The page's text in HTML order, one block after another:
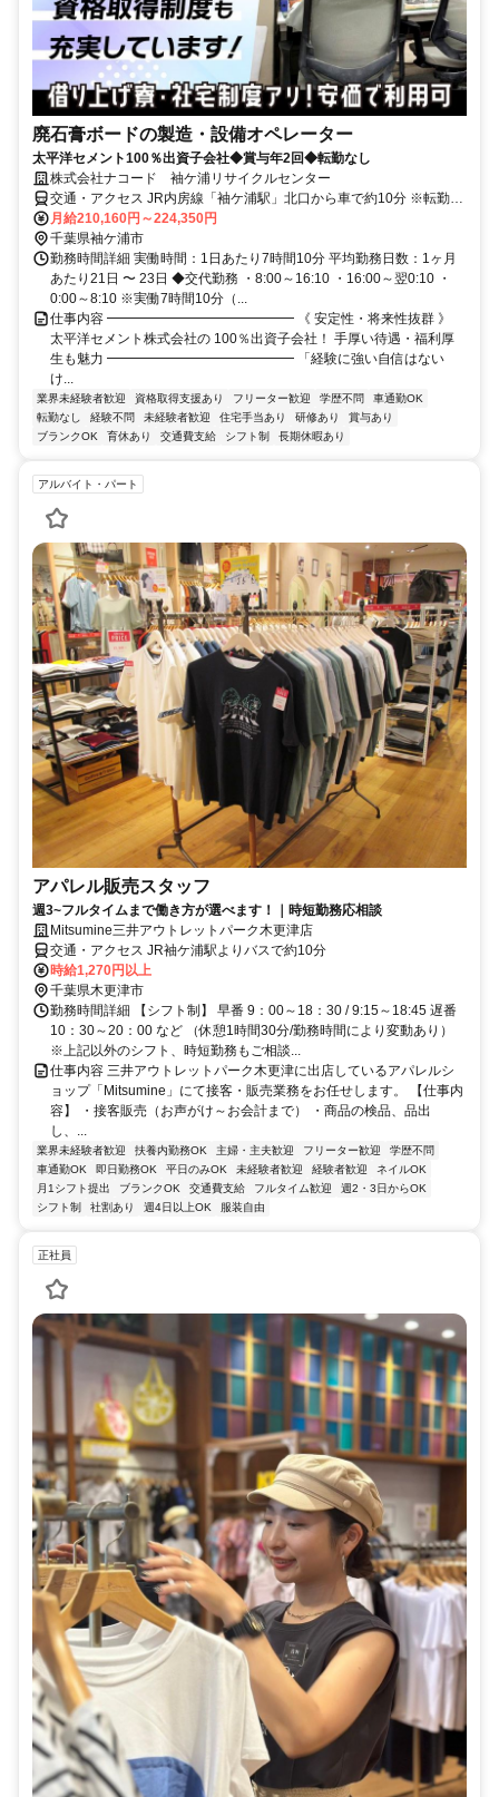
廃石膏ボードの製造・設備オペレーター
太平洋セメント100％出資子会社◆賞与年2回◆転勤なし
株式会社ナコード 袖ケ浦リサイクルセンター
交通・アクセス JR内房線「袖ケ浦駅」北口から車で約10分 ※転勤な
し
月給210,160円～224,350円
千葉県袖ケ浦市
勤務時間詳細 実働時間：1日あたり7時間10分 平均勤務日数：1ヶ月
あたり21日 〜 23日 ◆交代勤務 ・8:00～16:10 ・16:00～翌0:10 ・
0:00～8:10 ※実働7時間10分（...
仕事内容 ━━━━━━━━━━━━━━ 《 安定性・将来性抜群 》
太平洋セメント株式会社の 100％出資子会社！ 手厚い待遇・福利厚
生も魅力 ━━━━━━━━━━━━━━ 「経験に強い自信はない
け...
業界未経験者歓迎 資格取得支援あり フリーター歓迎 学歴不問
車通勤OK
転勤なし
経験不問 未経験者歓迎 住宅手当あり 研修あり
賞与あり
ブランクOK
育休あり 交通費支給 シフト制 長期休暇あり
アルバイト・パート
アパレル販売スタッフ
週3~フルタイムまで働き方が選べます！｜時短勤務応相談
Mitsumine三井アウトレットパーク木更津店
交通・アクセス JR袖ケ浦駅よりバスで約10分
時給1,270円以上
千葉県木更津市
勤務時間詳細 【シフト制】 早番 9：00～18：30 / 9:15～18:45 遅番
10：30～20：00 など （休憩1時間30分/勤務時間により変動あり）
※上記以外のシフト、時短勤務もご相談...
仕事内容 三井アウトレットパーク木更津に出店しているアパレルシ
ョップ「Mitsumine」にて接客・販売業務をお任せします。 【仕事内
容】 ・接客販売（お声がけ～お会計まで） ・商品の検品、品出
し、...
業界未経験者歓迎 扶養内勤務OK 主婦・主夫歓迎 フリーター歓迎
学歴不問
車通勤OK
即日勤務OK 平日のみOK 未経験者歓迎 経験者歓迎
ネイルOK
月1シフト提出
ブランクOK 交通費支給 フルタイム歓迎
週2・3日からOK
シフト制
社割あり 週4日以上OK 服装自由
正社員